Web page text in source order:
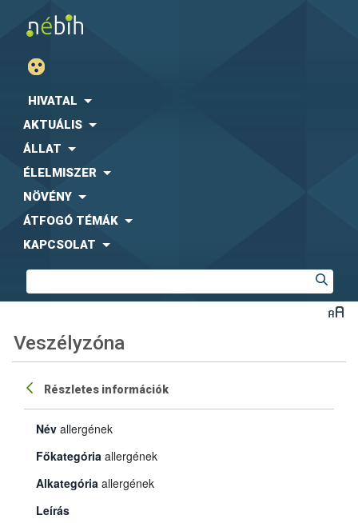
HIVATAL
AKTUÁLIS
ÁLLAT
ÉLELMISZER
NÖVÉNY
ÁTFOGÓ TÉMÁK
KAPCSOLAT
Veszélyzóna
Részletes információk
Név allergének
Főkategória allergének
Alkategória allergének
Leírás